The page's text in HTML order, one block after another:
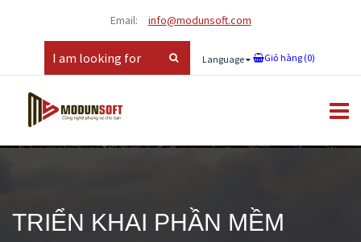
Email: info@modunsoft.com
Language Giỏ hàng (0)
TRIỂN KHAI PHẦN MỀM